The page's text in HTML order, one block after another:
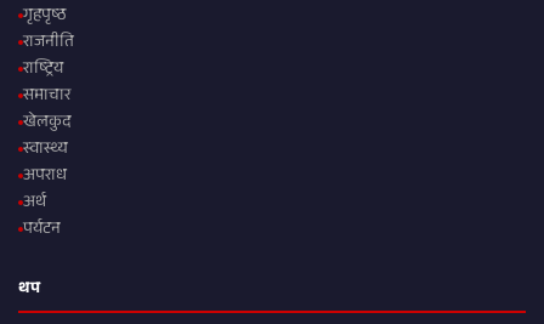
गृहपृष्ठ
राजनीति
राष्ट्रिय
समाचार
खेलकुद
स्वास्थ्य
अपराध
अर्थ
पर्यटन
थप